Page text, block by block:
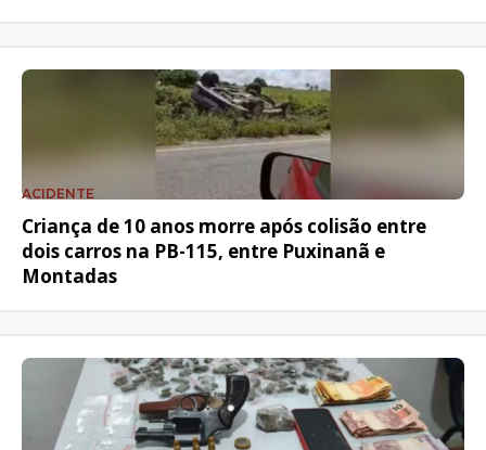
ACIDENTE
Criança de 10 anos morre após colisão entre
dois carros na PB-115, entre Puxinanã e
Montadas